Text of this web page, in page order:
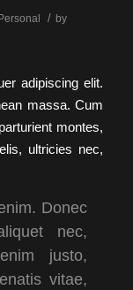
Personal / by
adipiscing elit.
massa. Cum
montes,
ultricies nec,
Donec
nec,
justo,
vitae,